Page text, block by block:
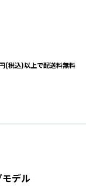
(税込)以上で配送料無料
デル